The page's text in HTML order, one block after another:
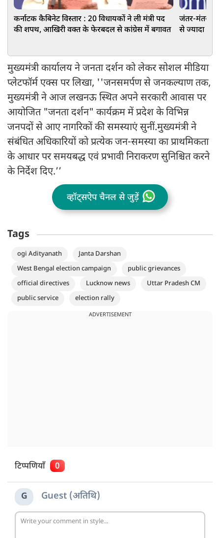
कर्नाटक कैबिनेट विस्तार : 20 विधायकों ने ली मंत्री पद
की शपथ, आखिरी वक्त के फेरबदल से कांग्रेस में बगावत
जंतर-मंतर पर
से ज्यादा
मुख्यमंत्री कार्यालय ने जनता दर्शन को लेकर सोशल मीडिया
प्लेटफॉर्म एक्स पर लिखा, ''जनसमर्पण से जनकल्याण तक,
मुख्यमंत्री ने आज लखनऊ स्थित अपने सरकारी आवास पर
आयोजित "जनता दर्शन" कार्यक्रम में प्रदेश के विभिन्न
जनपदों से आए नागरिकों की समस्याएं सुनीं.मुख्यमंत्री ने
संबंधित अधिकारियों को प्रत्येक जन-समस्या का प्राथमिकता
के आधार पर समयबद्ध एवं प्रभावी निराकरण सुनिश्चित करने
के निर्देश दिए.’’
व्हॉट्सऐप चैनल से जुड़ें
Tags
ogi Adityanath
Janta Darshan
West Bengal election campaign
public grievances
official directives
Lucknow news
Uttar Pradesh CM
public service
election rally
ADVERTISEMENT
टिप्पणियाँ 0
G Guest (अतिथि)